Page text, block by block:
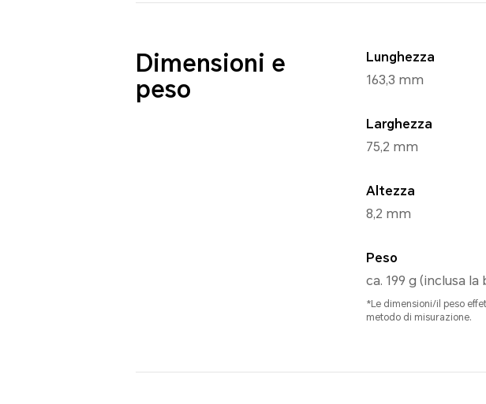
Dimensioni e
peso
Lunghezza
163,3 mm
Larghezza
75,2 mm
Altezza
8,2 mm
Peso
ca. 199 g (inclusa
*Le dimensioni/il peso
metodo di misurazione.